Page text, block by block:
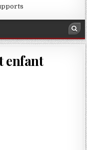
enfant